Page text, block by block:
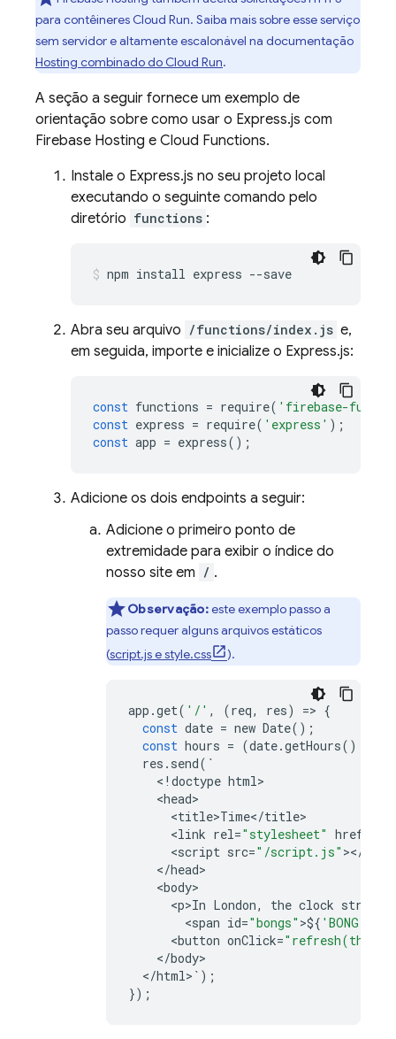
para contêineres Cloud Run. Saiba mais sobre esse serviço
sem servidor e altamente escalonável na documentação
Hosting combinado do Cloud Run.
A seção a seguir fornece um exemplo de
orientação sobre como usar o Express.js com
Firebase Hosting e Cloud Functions.
Instale o Express.js no seu projeto local
executando o seguinte comando pelo
diretório functions :
npm install express --save
Abra seu arquivo /functions/index.js e,
em seguida, importe e inicialize o Express.js:
const functions = require( 'firebase-
const express = require( 'express' );
const app = express();
Adicione os dois endpoints a seguir:
Adicione o primeiro ponto de
extremidade para exibir o índice do
nosso site em / .
Observação:este exemplo passo a
passo requer alguns arquivos estáticos
(script.js e style.css ).
app .get( '/' , (req, res) => {
const date = new Date();
const hours = (date.getHours()
res . send( `
< ! doctype html
<head
<title>Time</title
<link rel="stylesheet" href
<script src="/script.js" ></
</head
<body
<p>In London, the clock strikes
<span id="bongs" >${ 'BONG '
<button onClick="refresh(this)"
</body
</html> ` );
});